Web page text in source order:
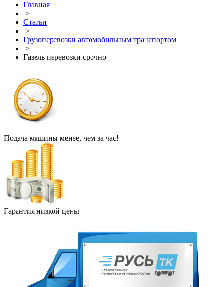
Главная
>
Статьи
>
Грузоперевозки автомобильным транспортом
>
Газель перевозки срочно
Подача машины менее, чем за час!
Гарантия низкой цены